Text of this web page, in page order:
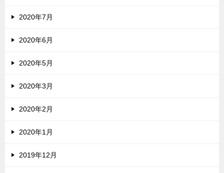
2020年7月
2020年6月
2020年5月
2020年3月
2020年2月
2020年1月
2019年12月